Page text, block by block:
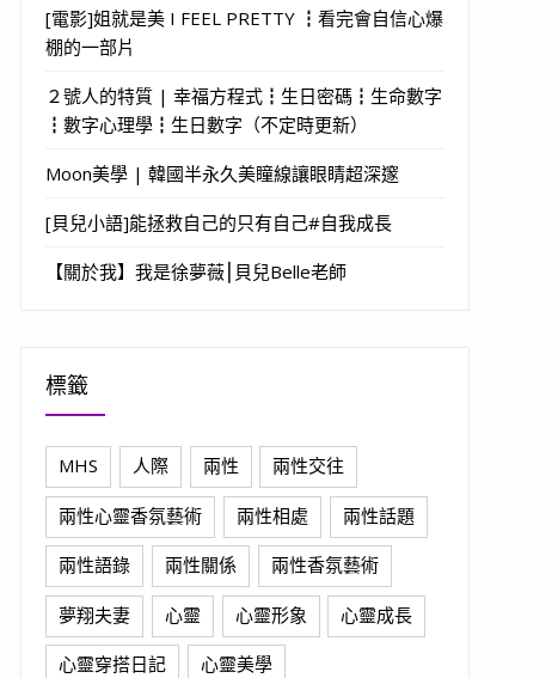
[電影]姐就是美 I FEEL PRETTY ┇看完會自信心爆
棚的一部片
２號人的特質 | 幸福方程式┇生日密碼┇生命數字
┇數字心理學┇生日數字（不定時更新）
Moon美學 | 韓國半永久美瞳線讓眼睛超深邃
[貝兒小語]能拯救自己的只有自己#自我成長
【關於我】我是徐夢薇⎮貝兒Belle老師
標籤
MHS 人際 兩性 兩性交往
兩性心靈香氛藝術 兩性相處 兩性話題
兩性語錄 兩性關係 兩性香氛藝術
夢翔夫妻 心靈 心靈形象 心靈成長
心靈穿搭日記 心靈美學